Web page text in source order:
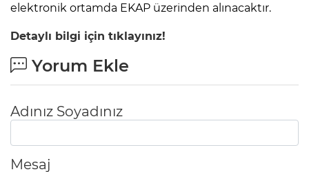
elektronik ortamda EKAP üzerinden alınacaktır.
Detaylı bilgi için tıklayınız!
Yorum Ekle
Adınız Soyadınız
Mesaj